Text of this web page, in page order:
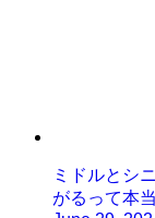
ミドルとシ
がるって本